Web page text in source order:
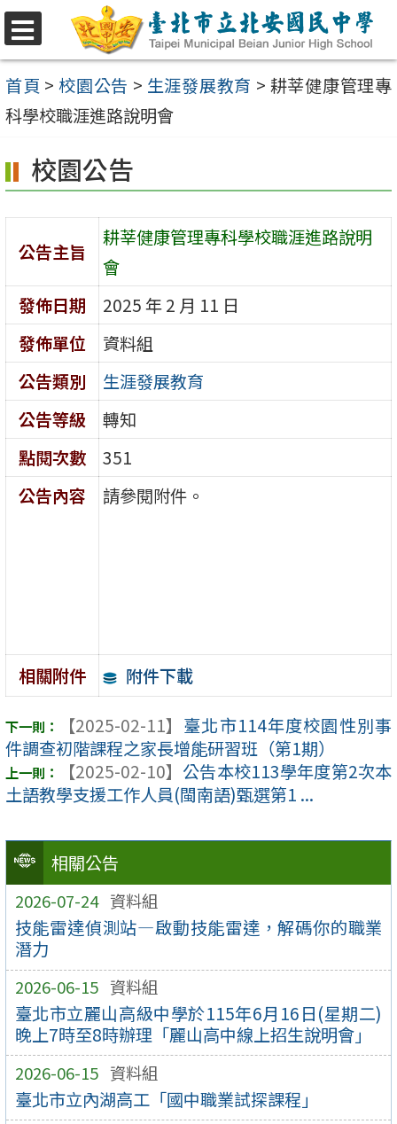
選
單
跳
至
主
要
容
區
首頁 > 校園公告 > 生涯發展教育 > 耕莘健康管理專
科學校職涯進路說明會
相關公告
2026-07-24 資料組
技能雷達偵測站—啟動技能雷達，解碼你的職業
潛力
2026-06-15 資料組
臺北市立麗山高級中學於115年6月16日(星期二)
晚上7時至8時辦理「麗山高中線上招生說明會」
2026-06-15 資料組
臺北市立內湖高工「國中職業試探課程」
校園公告
公告主旨
耕莘健康管理專科學校職涯進路說明
會
發佈日期
2025 年 2 月 11 日
發佈單位
資料組
公告類別
生涯發展教育
公告等級
轉知
點閱次數
351
公告內容
請參閱附件。
相關附件 附件下載
【2025-02-11】 臺北市114年度校園性別事
件調查初階課程之家長增能研習班（第1期）
【2025-02-10】 公告本校113學年度第2次本
土語教學支援工作人員(閩南語)甄選第1 ...